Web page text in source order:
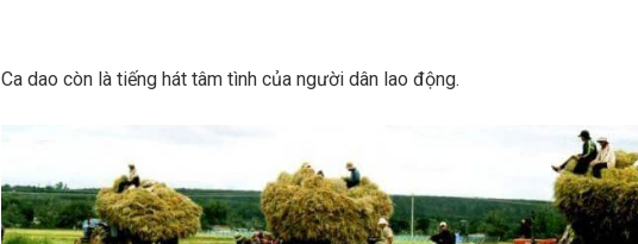
Ca dao còn là tiếng hát tâm tình của người dân lao động.